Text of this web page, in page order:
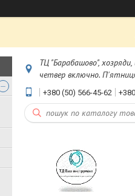
ТЦ "Барабашово",
четвер включно.
+380 (50) 566-45-62